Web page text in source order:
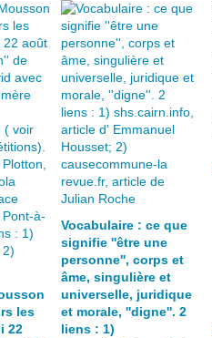
les
22
Vocabulaire : ce que
signifie ''être une
personne'', corps et
âme, singulière et
universelle, juridique
et morale, ''digne''. 2
liens : 1)